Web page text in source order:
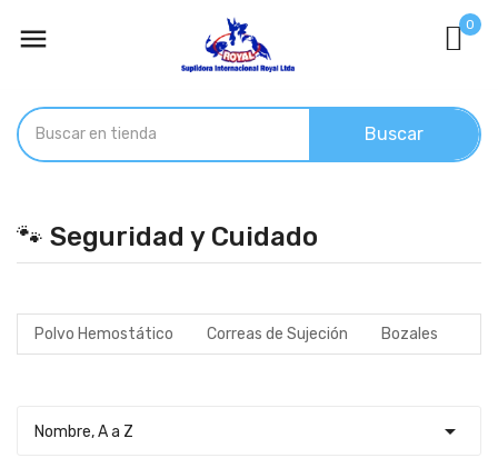
 0
Buscar
🐾 Seguridad y Cuidado
Polvo Hemostático Correas de Sujeción Bozales
Nombre, A a Z 